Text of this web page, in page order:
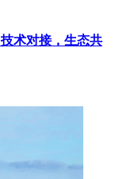
术对接，生态共